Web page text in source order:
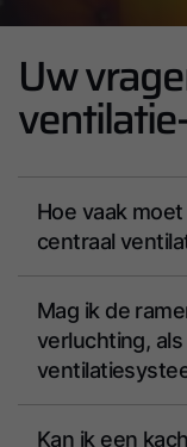
Uw
Hoe vaak
centraal
Mag ik de
verluchting,
Kan ik een